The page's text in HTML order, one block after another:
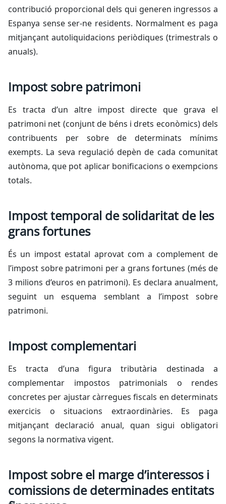
contribució proporcional dels qui generen ingressos a
Espanya sense ser-ne residents. Normalment es paga
mitjançant autoliquidacions periòdiques (trimestrals o
anuals).
Impost sobre patrimoni
Es tracta d’un altre impost directe que grava el
patrimoni net (conjunt de béns i drets econòmics) dels
contribuents per sobre de determinats mínims
exempts. La seva regulació depèn de cada comunitat
autònoma, que pot aplicar bonificacions o exempcions
totals.
Impost temporal de solidaritat de les
grans fortunes
És un impost estatal aprovat com a complement de
l’impost sobre patrimoni per a grans fortunes (més de
3 milions d’euros en patrimoni). Es declara anualment,
seguint un esquema semblant a l’impost sobre
patrimoni.
Impost complementari
Es tracta d’una figura tributària destinada a
complementar impostos patrimonials o rendes
concretes per ajustar càrregues fiscals en determinats
exercicis o situacions extraordinàries. Es paga
mitjançant declaració anual, quan sigui obligatori
segons la normativa vigent.
Impost sobre el marge d’interessos i
comissions de determinades entitats